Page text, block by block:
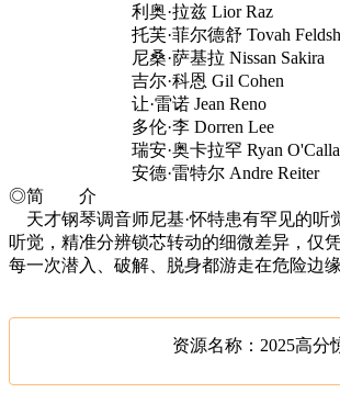
利奥·拉兹 Lior Raz
托芙·菲尔德舒 Tovah
尼桑·萨基拉 Nissan Sakira
吉尔·科恩 Gil Cohen
让·雷诺 Jean Reno
多伦·李 Dorren Lee
瑞安·奥卡拉罕 Ryan
安德·雷特尔 Andre Reiter
◎简 介
天才钢琴调音师尼基·怀特患有罕见的听
听觉，精准分辨锁芯转动的细微差异，仅
每一次潜入、破解、脱身都游走在危险边
资源名称：2025高分